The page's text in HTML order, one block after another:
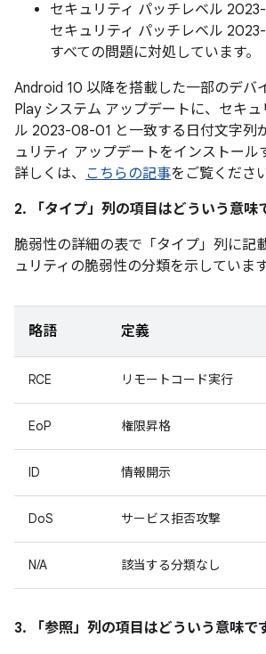
セキュリティ パッチレベル
セキュリティ パッチレベル
すべての問題に対処しています。
Android 10 以降を搭載した一部のデバ
Play システム アップデートに、セキ
ル 2023-08-01 と一致する日付文字列
ュリティ アップデートをインストール
詳しくは、 こちらの記事をご覧ください
2. 「タイプ」 列の項目はどういう意味
脆弱性の詳細の表で「タイプ」 列に記
ュリティの脆弱性の分類を示しています
略語 定義
RCE リモートコード実行
EoP 権限昇格
ID 情報開示
DoS サービス拒否攻撃
N/A 該当する分類なし
3. 「参照」 列の項目はどういう意味で